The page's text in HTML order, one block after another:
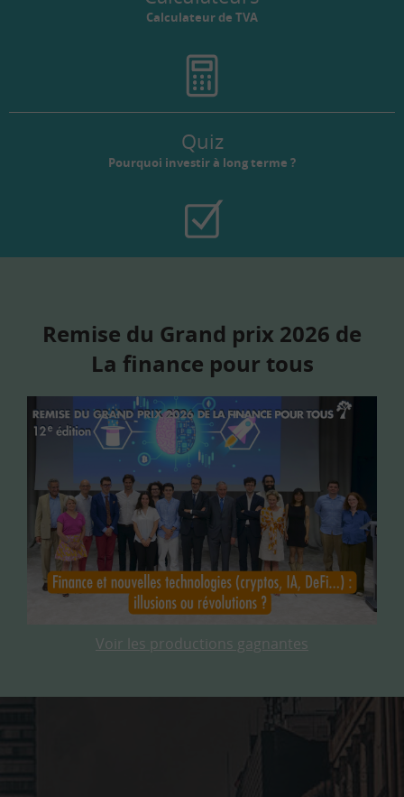
Calculateur de TVA
Quiz
Pourquoi investir à long terme ?
Remise du Grand prix 2026 de
La finance pour tous
Voir les productions gagnantes